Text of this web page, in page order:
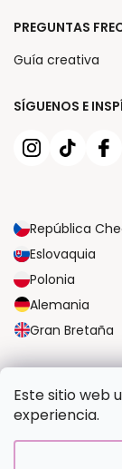
Este sitio web
experiencia.
SÍGUENOS E
República
Eslovaquia
Polonia
Alemania
Gran Bretaña
PREGUNTAS
Guía creativa
OPCIONES